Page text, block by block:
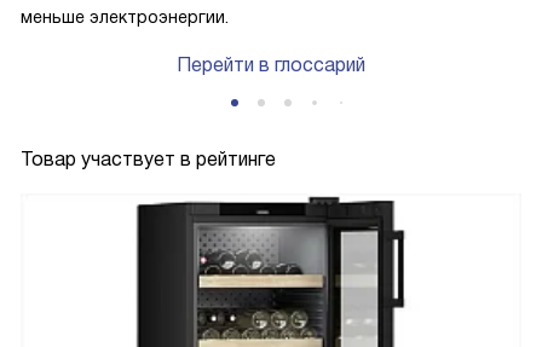
меньше электроэнергии.
Перейти в глоссарий
Товар участвует в рейтинге